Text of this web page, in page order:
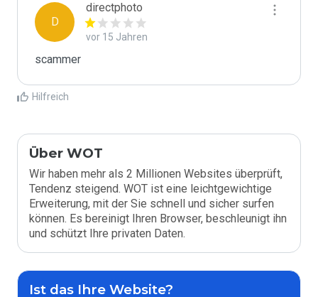
D
directphoto
vor 15 Jahren
scammer
Hilfreich
Über WOT
Wir haben mehr als 2 Millionen Websites überprüft,
Tendenz steigend. WOT ist eine leichtgewichtige
Erweiterung, mit der Sie schnell und sicher surfen
können. Es bereinigt Ihren Browser, beschleunigt ihn
und schützt Ihre privaten Daten.
Ist das Ihre Website?